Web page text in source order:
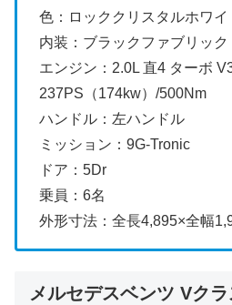
色：ロッククリスタルホワイ
内装：ブラックファブリック
エンジン：2.0L 直4 ターボ
237PS（174kw）/500Nm
ハンドル：左ハンドル
ミッション：9G-Tronic
ドア：5Dr
乗員：6名
外形寸法：全長4,895×全幅
メルセデスベンツ Vク